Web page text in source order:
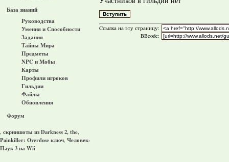
База знаний
Руководства
Умения и Способности
Задания
Тайны Мира
Предметы
NPC и Мобы
Карты
Профили игроков
Гильдии
Файлы
Обновления
Форум
, скриншоты из Darkness 2, the,
Painkiller: Overdose ключ, Человек-
Паук 3 на Wii
Cсылка на эту страницу:
BBcode: